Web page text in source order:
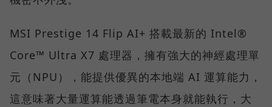
MSI Prestige 14 Flip AI+ 搭載最新的 Intel®
Core™ Ultra X7 處理器，擁有強大的神經處理單
元（NPU），能提供優異的本地端 AI 運算能力，
這意味著大量運算能透過筆電本身就能執行，大